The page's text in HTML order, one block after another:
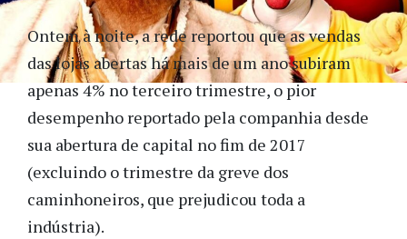
Ontem à noite, a rede reportou que as vendas
das lojas abertas há mais de um ano subiram
apenas 4% no terceiro trimestre, o pior
desempenho reportado pela companhia desde
sua abertura de capital no fim de 2017
(excluindo o trimestre da greve dos
caminhoneiros, que prejudicou toda a
indústria).